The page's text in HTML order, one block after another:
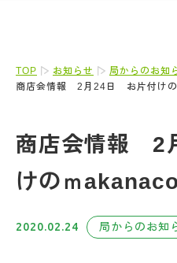
TOP お知らせ
局からのお知
商店会情報 2月24日 お片付けの
商店会情報 2
けのｍakanaco
2020.02.24 局からのお知